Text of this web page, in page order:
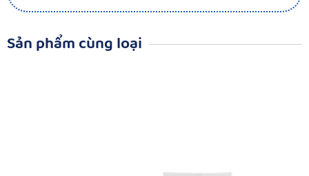
Sản phẩm cùng loại​